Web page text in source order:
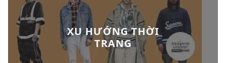
XU HƯỚNG THỜI
TRANG